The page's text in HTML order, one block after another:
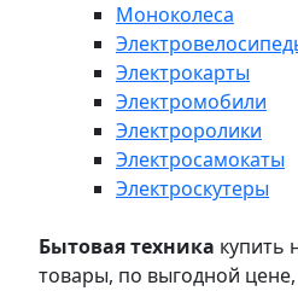
Моноколеса
Электрокарты
Электромобили
Электроролики
Электросамокаты
Электроскутеры
Бытовая техника купить
товары, по выгодной